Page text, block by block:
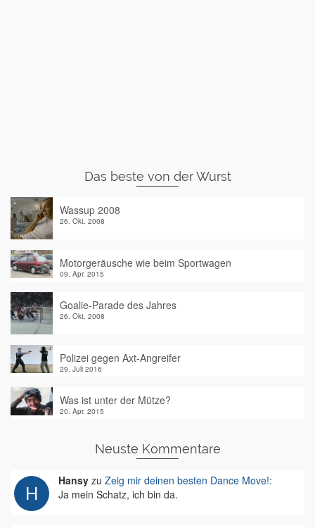
Das beste von der Wurst
Wassup 2008
26. Okt. 2008
Motorgeräusche wie beim Sportwagen
09. Apr. 2015
Goalie-Parade des Jahres
26. Okt. 2008
Polizei gegen Axt-Angreifer
29. Juli 2016
Was ist unter der Mütze?
20. Apr. 2015
Neuste Kommentare
Hansy zu Zeig mir deinen besten Dance Move!:
Ja mein Schatz, ich bin da.